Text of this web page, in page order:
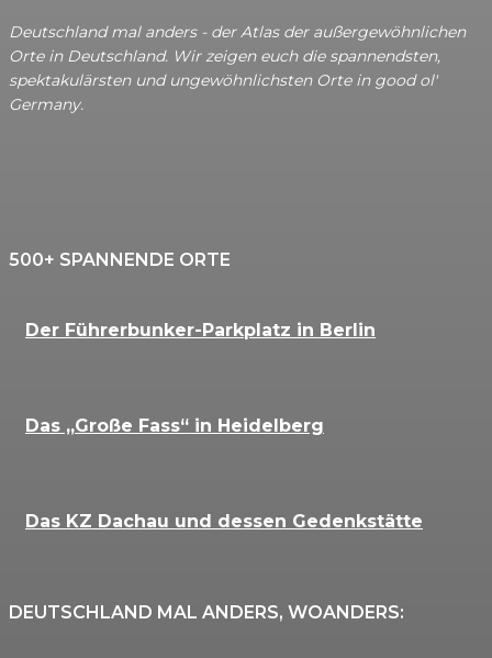
Deutschland mal anders - der Atlas der außergewöhnlichen
Orte in Deutschland. Wir zeigen euch die spannendsten,
spektakulärsten und ungewöhnlichsten Orte in good ol'
Germany.
500+ SPANNENDE ORTE
Der Führerbunker-Parkplatz in Berlin
Das „Große Fass“ in Heidelberg
Das KZ Dachau und dessen Gedenkstätte
DEUTSCHLAND MAL ANDERS, WOANDERS: